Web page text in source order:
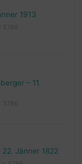
1913
– 11.
Jänner 1822